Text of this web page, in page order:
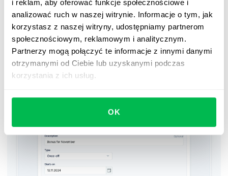
i reklam, aby oferować funkcje społecznościowe i
analizować ruch w naszej witrynie. Informacje o tym, jak
korzystasz z naszej witryny, udostępniamy partnerom
społecznościowym, reklamowym i analitycznym.
Partnerzy mogą połączyć te informacje z innymi danymi
otrzymanymi od Ciebie lub uzyskanymi podczas
korzystania z ich usług.
OK
płacowym jako dodatki do wynagrodzenia. Dla
większej wygody wszystkie informacje możesz
również wyeksportować jako plik Excel lub CSV.
Przesyłanie formularza aktualizacji bonusu